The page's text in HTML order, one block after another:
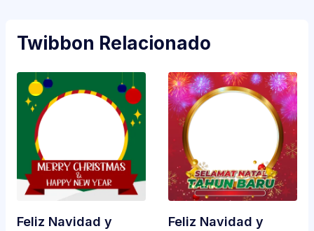
Twibbon Relacionado
Feliz Navidad y Feliz Navidad y